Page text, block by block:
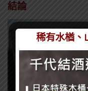
結論
稀有水楢、